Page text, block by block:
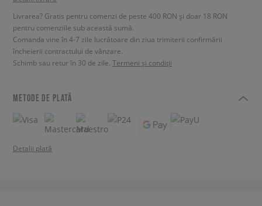
Livrarea? Gratis pentru comenzi de peste 400 RON și doar 18 RON
pentru comenziile sub această sumă.
Comanda vine în 4-7 zile lucrătoare din ziua trimiterii confirmării
încheierii contractului de vânzare.
Schimb sau retur în 30 de zile. Termeni și condiții
METODE DE PLATĂ
Detalii plată